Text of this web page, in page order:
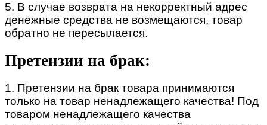
5. В случае возврата на некорректный адрес
денежные средства не возмещаются, товар
обратно не пересылается.
Претензии на брак:
1. Претензии на брак товара принимаются
только на товар ненадлежащего качества! Под
товаром ненадлежащего качества